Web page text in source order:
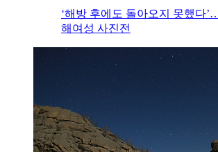
‘해방 후에도 돌아오지 못했다
해여성 사진전